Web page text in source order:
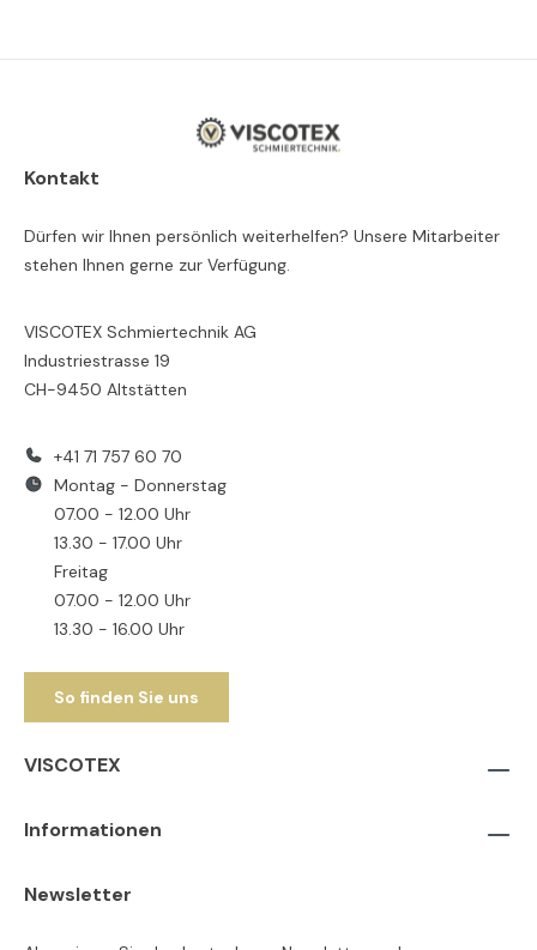
Kontakt
Dürfen wir Ihnen persönlich weiterhelfen? Unsere Mitarbeiter
stehen Ihnen gerne zur Verfügung.
VISCOTEX Schmiertechnik AG
Industriestrasse 19
CH-9450 Altstätten
+41 71 757 60 70
Montag - Donnerstag
07.00 - 12.00 Uhr
13.30 - 17.00 Uhr
Freitag
07.00 - 12.00 Uhr
13.30 - 16.00 Uhr
So finden Sie uns
VISCOTEX
Informationen
Newsletter